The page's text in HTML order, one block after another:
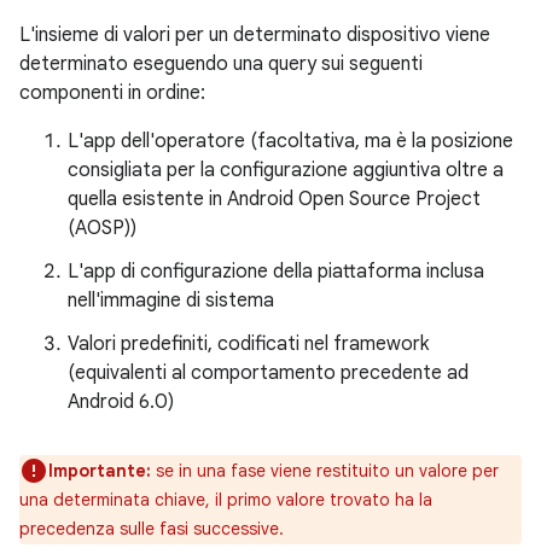
L'insieme di valori per un determinato dispositivo viene
determinato eseguendo una query sui seguenti
componenti in ordine:
L'app dell'operatore (facoltativa, ma è la posizione
consigliata per la configurazione aggiuntiva oltre a
quella esistente in Android Open Source Project
(AOSP))
L'app di configurazione della piattaforma inclusa
nell'immagine di sistema
Valori predefiniti, codificati nel framework
(equivalenti al comportamento precedente ad
Android 6.0)
Importante: se in una fase viene restituito un valore per
una determinata chiave, il primo valore trovato ha la
precedenza sulle fasi successive.